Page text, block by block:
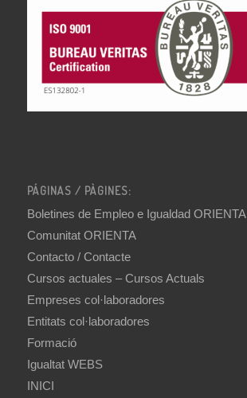
PÁGINAS / PÀGINES:
Boletines de Empleo e Igualdad ORIENTA
Comunitat ORIENTA
Contacto / Contacte
Cursos actuales – Cursos Actuals
Empreses col·laboradores
Entitats col·laboradores
Formació
Igualtat WEBS
INICI